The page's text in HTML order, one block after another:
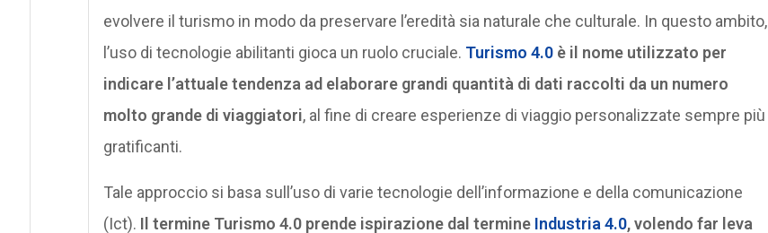
evolvere il turismo in modo da preservare l’eredità sia naturale che culturale. In questo ambito,
l’uso di tecnologie abilitanti gioca un ruolo cruciale. Turismo 4.0è il nome utilizzato per
indicare l’attuale tendenza ad elaborare grandi quantità di dati raccolti da un numero
molto grande di viaggiatori, al fine di creare esperienze di viaggio personalizzate sempre più
gratificanti.
Tale approccio si basa sull’uso di varie tecnologie dell’informazione e della comunicazione
(Ict). Il termine Turismo 4.0 prende ispirazione dal termineIndustria 4.0, volendo far leva